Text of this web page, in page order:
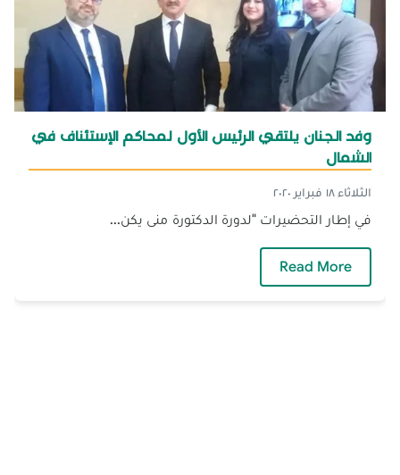
وفد الجنان يلتقي الرئيس الأول لمحاكم الإستئناف في
الشمال
الثلاثاء ١٨ فبراير ٢٠٢٠
في إطار التحضيرات "لدورة الدكتورة منى يكن...
Read More